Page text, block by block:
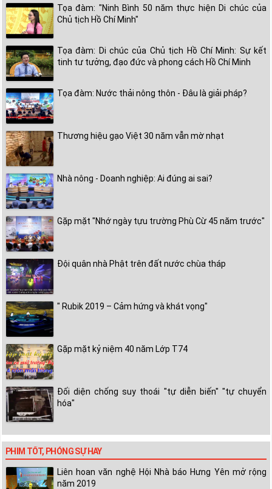
Tọa đàm: "Ninh Bình 50 năm thực hiện Di chúc của
Chủ tịch Hồ Chí Minh"
Tọa đàm: Di chúc của Chủ tịch Hồ Chí Minh: Sự kết
tinh tư tưởng, đạo đức và phong cách Hồ Chí Minh
Tọa đàm: Nước thải nông thôn - Đâu là giải pháp?
Thương hiệu gạo Việt 30 năm vẫn mờ nhạt
Nhà nông - Doanh nghiệp: Ai đúng ai sai?
Gặp mặt "Nhớ ngày tựu trường Phù Cừ 45 năm trước"
Đội quân nhà Phật trên đất nước chùa tháp
" Rubik 2019 – Cảm hứng và khát vọng"
Gặp mặt kỷ niệm 40 năm Lớp T74
Đối diện chống suy thoái "tự diễn biến" "tự chuyển
hóa"
PHIM TỐT, PHÓNG SỰ HAY
Liên hoan văn nghệ Hội Nhà báo Hưng Yên mở rộng
năm 2019